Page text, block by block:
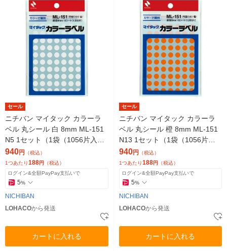
セール
ニチバン マイタック カラーラ
ベル 丸シール 白 8mm ML-151
N5 1セット（1袋（1056片入）
×5）
940円 （税込）
1つあたり188円 （税込）
ログイン&全額PayPay支払いで
5%
NICHIBAN
LOHACOから発送
カートに入れる
セール
ニチバン マイタック カラーラ
ベル 丸シール 橙 8mm ML-151
N13 1セット（1袋（1056片
入）×5）
940円 （税込）
1つあたり188円 （税込）
ログイン&全額PayPay支払いで
5%
NICHIBAN
LOHACOから発送
カートに入れる